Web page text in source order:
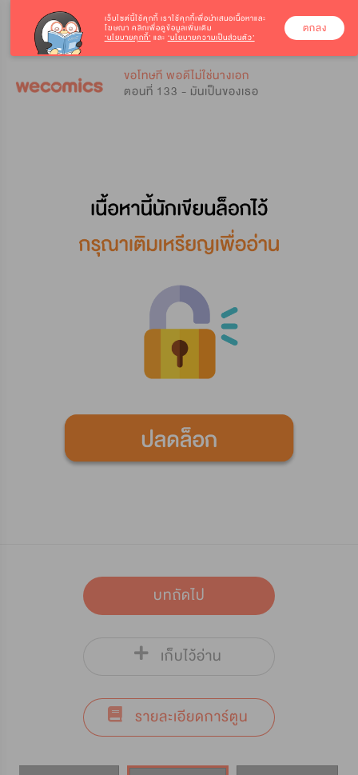
ขอโทษที พอดีไม่ใช่นางเอก
ตอนที่ 133 - มันเป็นของเธอ
บทถัดไป
เก็บไว้อ่าน
รายละเอียดการ์ตูน
เว็บไซต์นี้ใช้คุกกี้ เราใช้คุกกี้เพื่อนำเสนอเนื้อหาและ
โฆษณา คลิกเพื่อดูข้อมูลเพิ่มเติม
‘นโยบายคุกกี้’ และ ‘นโยบายความเป็นส่วนตัว’
ตกลง